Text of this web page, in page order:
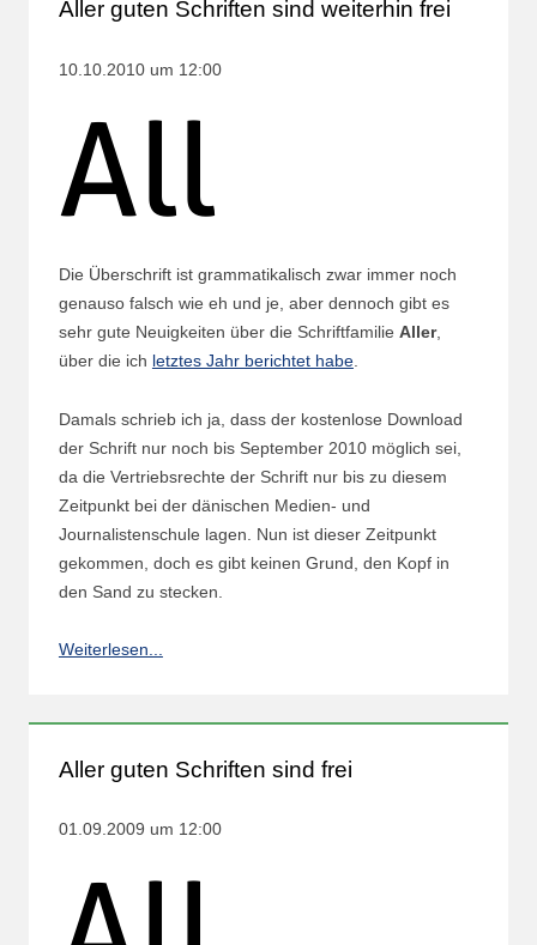
Aller guten Schriften sind weiterhin frei
10.10.2010 um 12:00
Die Überschrift ist grammatikalisch zwar immer noch
genauso falsch wie eh und je, aber dennoch gibt es
sehr gute Neuigkeiten über die Schriftfamilie Aller,
über die ich letztes Jahr berichtet habe.
Damals schrieb ich ja, dass der kostenlose Download
der Schrift nur noch bis September 2010 möglich sei,
da die Vertriebsrechte der Schrift nur bis zu diesem
Zeitpunkt bei der dänischen Medien- und
Journalistenschule lagen. Nun ist dieser Zeitpunkt
gekommen, doch es gibt keinen Grund, den Kopf in
den Sand zu stecken.
Weiterlesen...
Aller guten Schriften sind frei
01.09.2009 um 12:00